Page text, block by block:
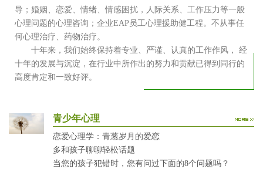
导；婚姻、恋爱、情绪、情感困扰，人际关系、工作压力等一般
心理问题的心理咨询；企业EAP员工心理援助健工程。不从事任
何心理治疗、药物治疗。
十年来，我们始终保持着专业、严谨、认真的工作作风， 经
十年的发展与沉淀，在行业中所作出的努力和贡献已得到同行的
高度肯定和一致好评。
青少年心理
恋爱心理学：青葱岁月的爱恋
多和孩子聊聊轻松话题
当您的孩子犯错时，您有问过下面的8个问题吗？